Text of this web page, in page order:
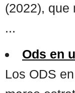
(2022), que
...
Ods en
Los ODS